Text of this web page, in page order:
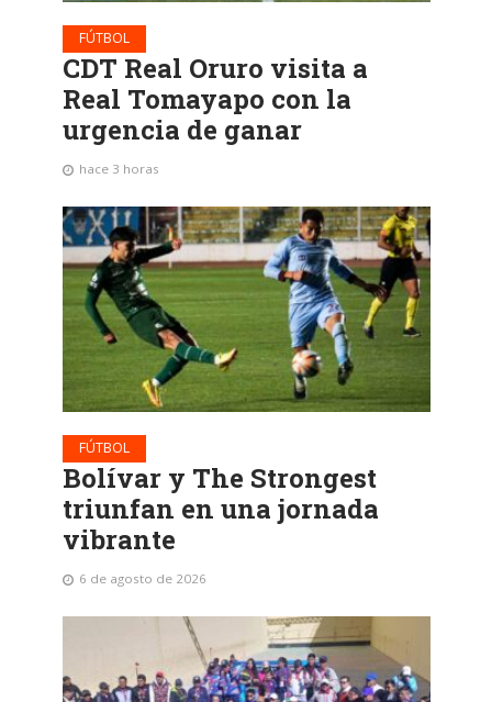
FÚTBOL
CDT Real Oruro visita a
Real Tomayapo con la
urgencia de ganar
hace 3 horas
FÚTBOL
Bolívar y The Strongest
triunfan en una jornada
vibrante
6 de agosto de 2026